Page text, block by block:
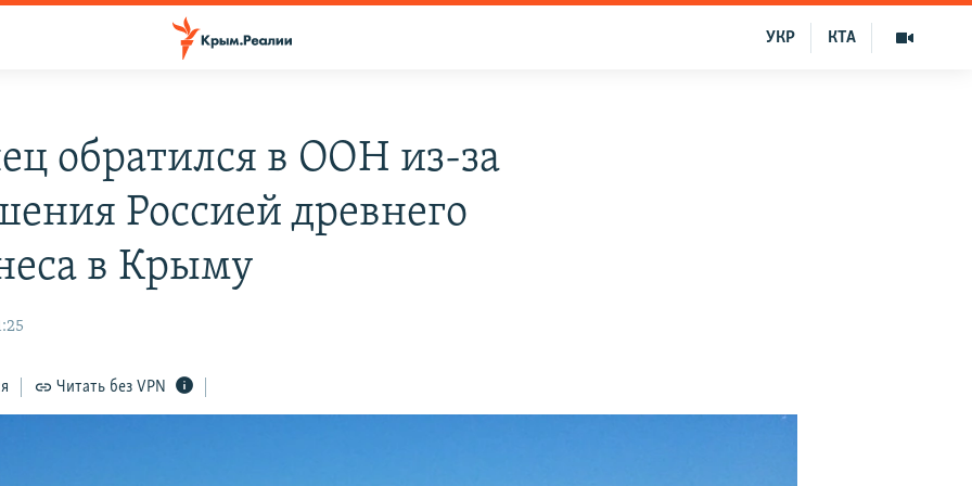
КТА
УКР
обратился в ООН из-за
Россией древнего
в Крыму
Читать без VPN